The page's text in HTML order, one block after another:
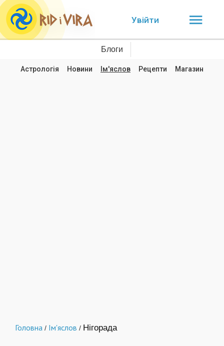
Увійти
Блоги
Астрологія Новини Ім'яслов Рецепти Магазин
Головна / Ім'яслов / Нігорада